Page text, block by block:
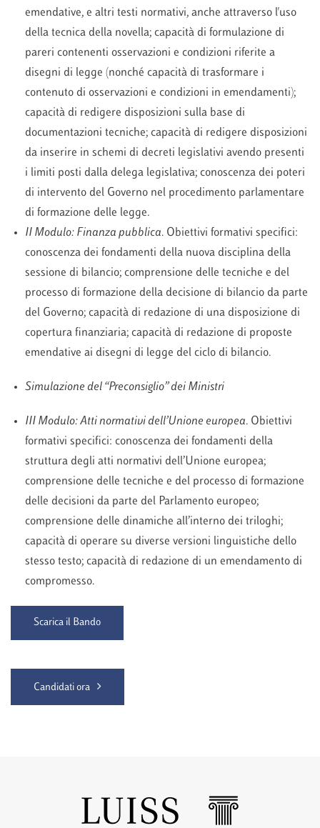
emendative, e altri testi normativi, anche attraverso l'uso
della tecnica della novella; capacità di formulazione di
pareri contenenti osservazioni e condizioni riferite a
disegni di legge (nonché capacità di trasformare i
contenuto di osservazioni e condizioni in emendamenti);
capacità di redigere disposizioni sulla base di
documentazioni tecniche; capacità di redigere disposizioni
da inserire in schemi di decreti legislativi avendo presenti
i limiti posti dalla delega legislativa; conoscenza dei poteri
di intervento del Governo nel procedimento parlamentare
di formazione delle legge.
II Modulo: Finanza pubblica. Obiettivi formativi specifici:
conoscenza dei fondamenti della nuova disciplina della
sessione di bilancio; comprensione delle tecniche e del
processo di formazione della decisione di bilancio da parte
del Governo; capacità di redazione di una disposizione di
copertura finanziaria; capacità di redazione di proposte
emendative ai disegni di legge del ciclo di bilancio.
Simulazione del “Preconsiglio” dei Ministri
III Modulo: Atti normativi dell’Unione europea. Obiettivi
formativi specifici: conoscenza dei fondamenti della
struttura degli atti normativi dell’Unione europea;
comprensione delle tecniche e del processo di formazione
delle decisioni da parte del Parlamento europeo;
comprensione delle dinamiche all’interno dei triloghi;
capacità di operare su diverse versioni linguistiche dello
stesso testo; capacità di redazione di un emendamento di
compromesso.
Scarica il Bando
Candidati ora